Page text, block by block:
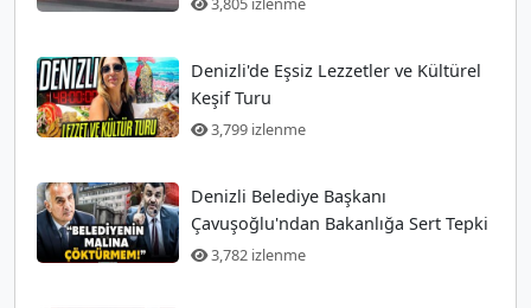
Denizli'de Eşsiz Lezzetler ve Kültürel
Keşif Turu
3,799 izlenme
Denizli Belediye Başkanı
Çavuşoğlu'ndan Bakanlığa Sert Tepki
3,782 izlenme